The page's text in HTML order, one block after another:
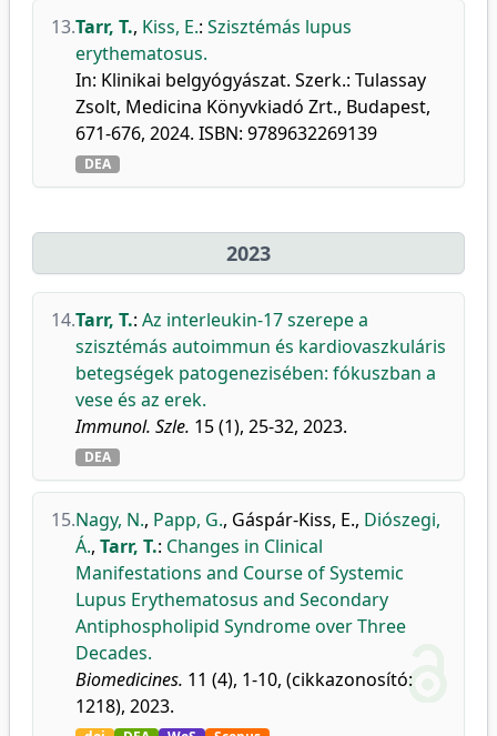
13.Tarr, T., Kiss, E.: Szisztémás lupus
erythematosus.
In: Klinikai belgyógyászat. Szerk.: Tulassay
Zsolt, Medicina Könyvkiadó Zrt., Budapest,
671-676, 2024. ISBN: 9789632269139
DEA
2023
14.Tarr, T.: Az interleukin-17 szerepe a
szisztémás autoimmun és kardiovaszkuláris
betegségek patogenezisében: fókuszban a
vese és az erek.
Immunol. Szle. 15 (1), 25-32, 2023.
DEA
15.Nagy, N., Papp, G., Gáspár-Kiss, E., Diószegi,
Á., Tarr, T.: Changes in Clinical
Manifestations and Course of Systemic
Lupus Erythematosus and Secondary
Antiphospholipid Syndrome over Three
Decades.
Biomedicines. 11 (4), 1-10, (cikkazonosító:
1218), 2023.